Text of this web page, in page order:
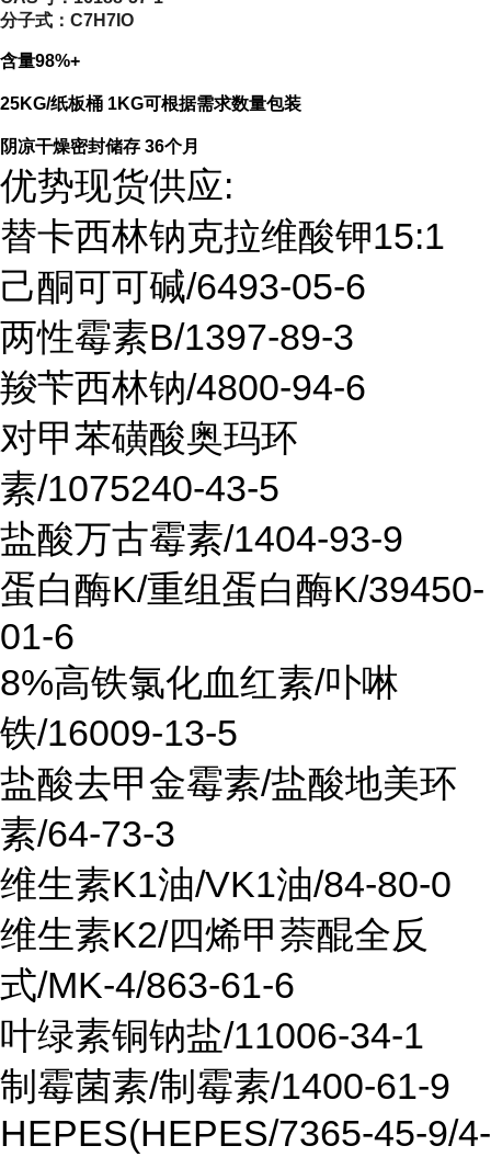
分子式： C7H7IO
含量98%+
25KG/纸板桶 1KG可根据需求数量包装
阴凉干燥密封储存 36个月
优势现货供应:
替卡西林钠克拉维酸钾15:1
己酮可可碱/6493-05-6
两性霉素B/1397-89-3
羧苄西林钠/4800-94-6
对甲苯磺酸奥玛环
素/1075240-43-5
盐酸万古霉素/1404-93-9
蛋白酶K/重组蛋白酶K/39450-
01-6
8%高铁氯化血红素/卟啉
铁/16009-13-5
盐酸去甲金霉素/盐酸地美环
素/64-73-3
维生素K1油/VK1油/84-80-0
维生素K2/四烯甲萘醌全反
式/MK-4/863-61-6
叶绿素铜钠盐/11006-34-1
制霉菌素/制霉素/1400-61-9
HEPES(HEPES/7365-45-9/4-